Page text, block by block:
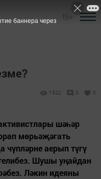
1522 0 0
шәһәр
мөрьәҗәгать
чүпләрне аерып түгү
Шушы уңайдан
Ләкин идеяны
баннера через